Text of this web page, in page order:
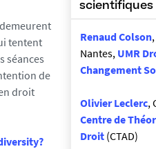
tentent
séances
de
droit
scientifiques
Renaud Colson
Nantes, UMR
Changement
Olivier Leclerc,
Centre de
Droit (CTAD)